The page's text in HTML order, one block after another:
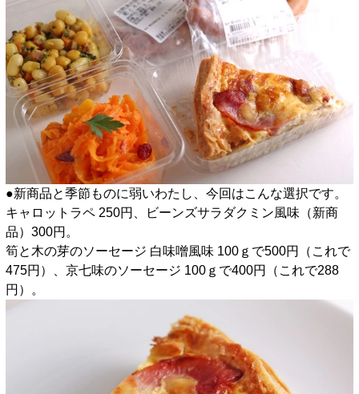
●新商品と季節ものに弱いわたし、今回はこんな選択です。
キャロットラペ 250円、ビーンズサラダクミン風味（新商
品）300円。
筍と木の芽のソーセージ 白味噌風味 100ｇで500円（これで
475円）、京七味のソーセージ 100ｇで400円（これで288
円）。